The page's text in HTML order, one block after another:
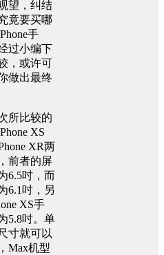
望，纠结
竟要买哪
手
过小编下
，或许可
做出最终
所比较的
XS
XR两
前者的屏
6.5吋，而
6.1吋，另
XS手
5.8吋。单
寸就可以
Max机型